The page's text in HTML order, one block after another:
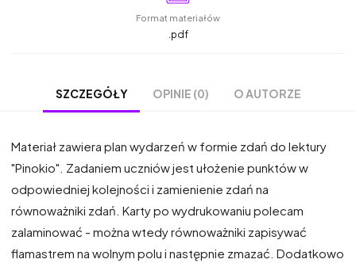
Format materiałów
.pdf
SZCZEGÓŁY OPINIE (0) O AUTORZE
Materiał zawiera plan wydarzeń w formie zdań do lektury
"Pinokio". Zadaniem uczniów jest ułożenie punktów w
odpowiedniej kolejności i zamienienie zdań na
równoważniki zdań. Karty po wydrukowaniu polecam
zalaminować - można wtedy równoważniki zapisywać
flamastrem na wolnym polu i następnie zmazać. Dodatkowo